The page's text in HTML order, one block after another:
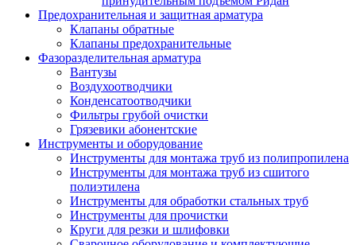
Предохранительная и защитная арматура
Клапаны обратные
Клапаны предохранительные
Фазоразделительная арматура
Вантузы
Воздухоотводчики
Конденсатоотводчики
Фильтры грубой очистки
Грязевики абонентские
Инструменты и оборудование
Инструменты для монтажа труб из полипропилена
Инструменты для монтажа труб из сшитого
полиэтилена
Инструменты для обработки стальных труб
Инструменты для прочистки
Круги для резки и шлифовки